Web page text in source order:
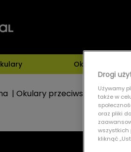
Okulary
| Okulary przeciwsłoneczne|
Drogi
Używamy
także w
oraz pliki
wszystkich
kliknąć